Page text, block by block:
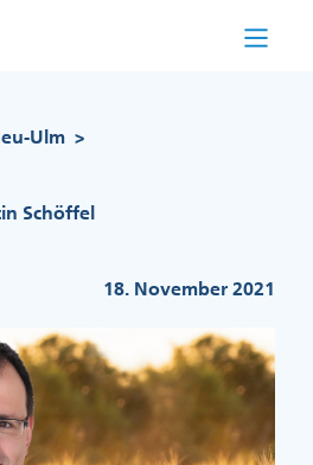
Ulm >
Schöffel
18. November 2021